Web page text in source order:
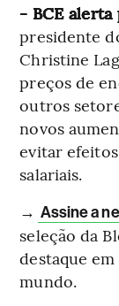
- BCE alerta
presidente
Christine
preços de
outros
novos
evitar
salariais.
→ Assine a
seleção da
destaque
mundo.